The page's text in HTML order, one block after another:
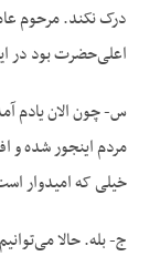
درک نکند. مرحوم
اعلی‌حضرت بود در
س- چون الان یادم
مردم اینجور شده و
خیلی که امیدوار
ج- بله. حالا